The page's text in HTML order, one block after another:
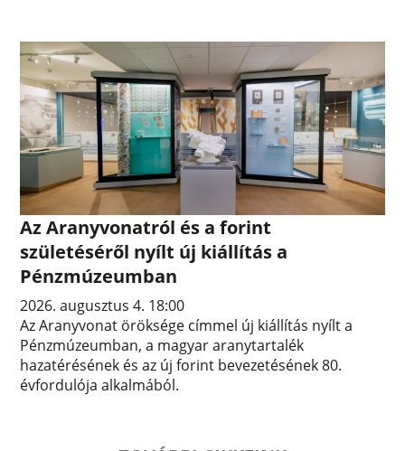
Az Aranyvonatról és a forint
születéséről nyílt új kiállítás a
Pénzmúzeumban
2026. augusztus 4. 18:00
Az Aranyvonat öröksége címmel új kiállítás nyílt a
Pénzmúzeumban, a magyar aranytartalék
hazatérésének és az új forint bevezetésének 80.
évfordulója alkalmából.